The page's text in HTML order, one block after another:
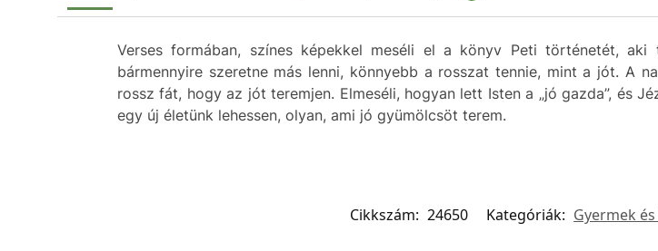
Verses formában, színes képekkel meséli el a könyv Peti történetét,
bármennyire szeretne más lenni, könnyebb a rosszat tennie, mint a jót. A
rossz fát, hogy az jót teremjen. Elmeséli, hogyan lett Isten a „jó gazda”, és
egy új életünk lehessen, olyan, ami jó gyümölcsöt terem.
Cikkszám: 24650 Kategóriák: Gyermek